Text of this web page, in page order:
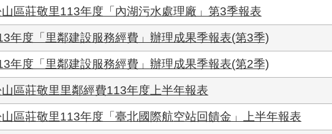
區莊敬里113年度「內湖污水處理廠」第3季報表
年度「里鄰建設服務經費」辦理成果季報表(第3季)
年度「里鄰建設服務經費」辦理成果季報表(第2季)
區莊敬里里鄰經費113年度上半年報表
區莊敬里113年度「臺北國際航空站回饋金」上半年報表